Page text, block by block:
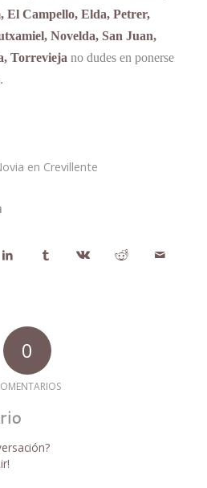
El Campello, Elda, Petrer,
Novelda, San Juan,
Torrevieja no dudes en ponerse
en Crevillente
0